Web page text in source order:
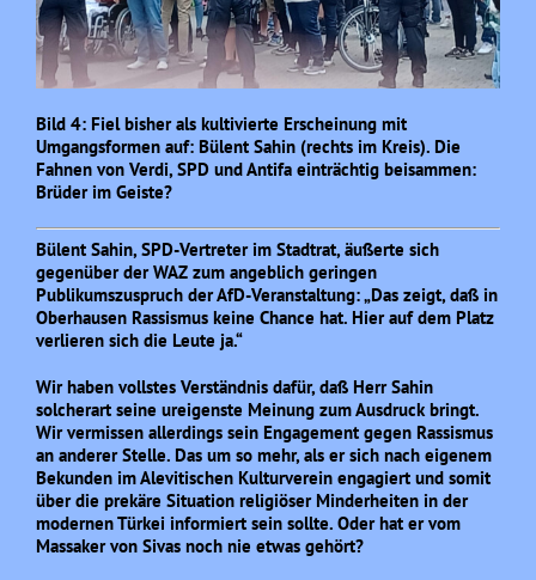
Bild 4: Fiel bisher als kultivierte Erscheinung mit
Umgangsformen auf: Bülent Sahin (rechts im Kreis). Die
Fahnen von Verdi, SPD und Antifa einträchtig beisammen:
Brüder im Geiste?
Bülent Sahin, SPD-Vertreter im Stadtrat, äußerte sich
gegenüber der WAZ zum angeblich geringen
Publikumszuspruch der AfD-Veranstaltung: „Das zeigt, daß in
Oberhausen Rassismus keine Chance hat. Hier auf dem Platz
verlieren sich die Leute ja.“
Wir haben vollstes Verständnis dafür, daß Herr Sahin
solcherart seine ureigenste Meinung zum Ausdruck bringt.
Wir vermissen allerdings sein Engagement gegen Rassismus
an anderer Stelle. Das um so mehr, als er sich nach eigenem
Bekunden im Alevitischen Kulturverein engagiert und somit
über die prekäre Situation religiöser Minderheiten in der
modernen Türkei informiert sein sollte. Oder hat er vom
Massaker von Sivas noch nie etwas gehört?